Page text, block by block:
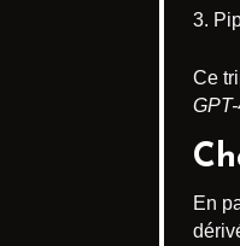
Ce
En